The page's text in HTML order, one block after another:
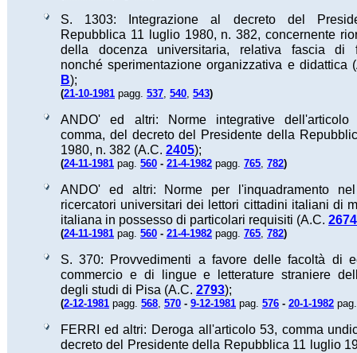
S. 1303: Integrazione al decreto del
Repubblica 11 luglio 1980, n. 382, concernente
della docenza universitaria, relativa fascia di
nonché sperimentazione organizzativa e didattica
B);
(21-10-1981 pagg. 537, 540, 543)
ANDO' ed altri: Norme integrative
comma, del decreto del Presidente della
1980, n. 382 (A.C. 2405);
(24-11-1981 pag. 560 - 21-4-1982 pagg. 765, 782)
ANDO' ed altri: Norme per l'inquadramento
ricercatori universitari dei lettori cittadini italiani di
italiana in possesso di particolari requisiti (A.C. 2674
(24-11-1981 pag. 560 - 21-4-1982 pagg. 765, 782)
S. 370: Provvedimenti a favore delle facoltà di
commercio e di lingue e letterature straniere
degli studi di Pisa (A.C. 2793);
(2-12-1981 pagg. 568, 570 - 9-12-1981 pag. 576 - 20-1-1982
FERRI ed altri: Deroga all'articolo 53, comma
decreto del Presidente della Repubblica 11 luglio